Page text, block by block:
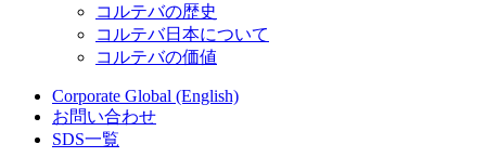
コルテバの歴史
コルテバ日本について
コルテバの価値
Corporate Global (English)
お問い合わせ
SDS一覧